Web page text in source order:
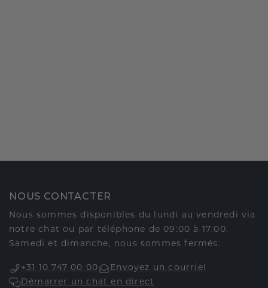
NOUS CONTACTER
Nous sommes disponibles du lundi au vendredi via
notre chat ou par téléphone de 09:00 à 17:00.
Samedi et dimanche, nous sommes fermés.
+31 10 747 00 00
Envoyez un courriel
Démarrer un chat en direct